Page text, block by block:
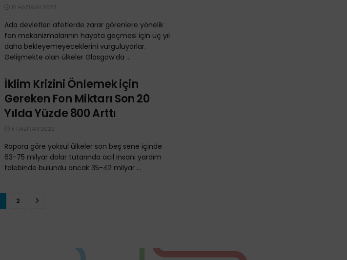
15 HAZIRAN 2022
Ada devletleri afetlerde zarar görenlere yönelik
fon mekanizmalarının hayata geçmesi için üç yıl
daha bekleyemeyeceklerini vurguluyorlar.
Gelişmekte olan ülkeler Glasgow’da ...
İklim Krizini Önlemek için
Gereken Fon Miktarı Son 20
Yılda Yüzde 800 Arttı
8 HAZIRAN 2022
Rapora göre yoksul ülkeler son beş sene içinde
63-75 milyar dolar tutarında acil insani yardım
talebinde bulundu ancak 35-42 milyar ...
2